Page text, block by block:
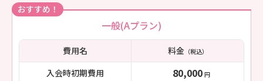
おすすめ！
一般(Aプラン)
費用名 料金（税込）
入会時初期費用 80,000 円